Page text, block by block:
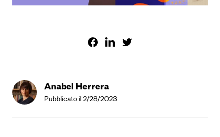
Anabel Herrera
Pubblicato il 2/28/2023